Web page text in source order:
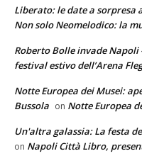
Liberato: le date a sorpresa
Non solo Neomelodico: la
Roberto Bolle invade Napoli
festival estivo dell’Arena
Notte Europea dei Musei:
Bussola on Notte Europea
Un'altra galassia: La festa
on Napoli Città Libro,